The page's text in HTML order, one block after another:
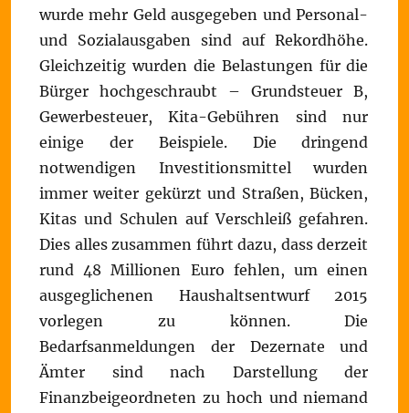
wurde mehr Geld ausgegeben und Personal-
und Sozialausgaben sind auf Rekordhöhe.
Gleichzeitig wurden die Belastungen für die
Bürger hochgeschraubt – Grundsteuer B,
Gewerbesteuer, Kita-Gebühren sind nur
einige der Beispiele. Die dringend
notwendigen Investitionsmittel wurden
immer weiter gekürzt und Straßen, Bücken,
Kitas und Schulen auf Verschleiß gefahren.
Dies alles zusammen führt dazu, dass derzeit
rund 48 Millionen Euro fehlen, um einen
ausgeglichenen Haushaltsentwurf 2015
vorlegen zu können. Die
Bedarfsanmeldungen der Dezernate und
Ämter sind nach Darstellung der
Finanzbeigeordneten zu hoch und niemand